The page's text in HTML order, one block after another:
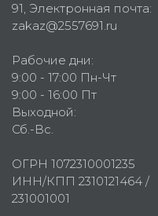
91, Электронная почта:
zakaz@2557691.ru
Рабочие дни:
9:00 - 17:00 Пн-Чт
9:00 - 16:00 Пт
Выходной:
Сб.-Вс.
ОГРН 1072310001235
ИНН/КПП 2310121464 /
231001001